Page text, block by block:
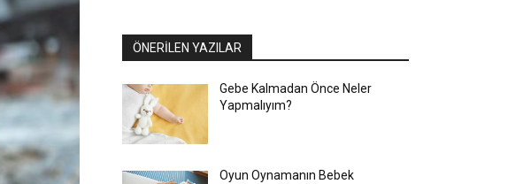
ÖNERİLEN YAZILAR
Gebe Kalmadan Önce Neler
Yapmalıyım?
Oyun Oynamanın Bebek